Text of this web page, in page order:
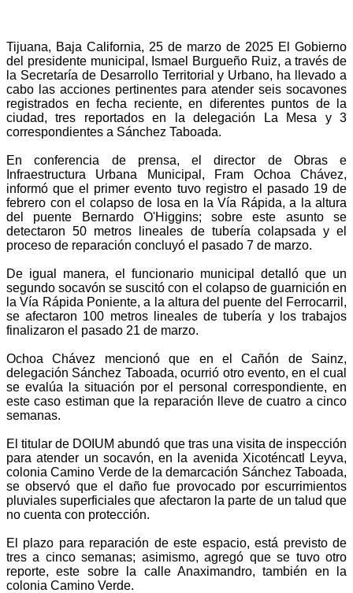
Tijuana, Baja California, 25 de marzo de 2025 El Gobierno
del presidente municipal, Ismael Burgueño Ruiz, a través de
la Secretaría de Desarrollo Territorial y Urbano, ha llevado a
cabo las acciones pertinentes para atender seis socavones
registrados en fecha reciente, en diferentes puntos de la
ciudad, tres reportados en la delegación La Mesa y 3
correspondientes a Sánchez Taboada.
En conferencia de prensa, el director de Obras e
Infraestructura Urbana Municipal, Fram Ochoa Chávez,
informó que el primer evento tuvo registro el pasado 19 de
febrero con el colapso de losa en la Vía Rápida, a la altura
del puente Bernardo O'Higgins; sobre este asunto se
detectaron 50 metros lineales de tubería colapsada y el
proceso de reparación concluyó el pasado 7 de marzo.
De igual manera, el funcionario municipal detalló que un
segundo socavón se suscitó con el colapso de guarnición en
la Vía Rápida Poniente, a la altura del puente del Ferrocarril,
se afectaron 100 metros lineales de tubería y los trabajos
finalizaron el pasado 21 de marzo.
Ochoa Chávez mencionó que en el Cañón de Sainz,
delegación Sánchez Taboada, ocurrió otro evento, en el cual
se evalúa la situación por el personal correspondiente, en
este caso estiman que la reparación lleve de cuatro a cinco
semanas.
El titular de DOIUM abundó que tras una visita de inspección
para atender un socavón, en la avenida Xicoténcatl Leyva,
colonia Camino Verde de la demarcación Sánchez Taboada,
se observó que el daño fue provocado por escurrimientos
pluviales superficiales que afectaron la parte de un talud que
no cuenta con protección.
El plazo para reparación de este espacio, está previsto de
tres a cinco semanas; asimismo, agregó que se tuvo otro
reporte, este sobre la calle Anaximandro, también en la
colonia Camino Verde.